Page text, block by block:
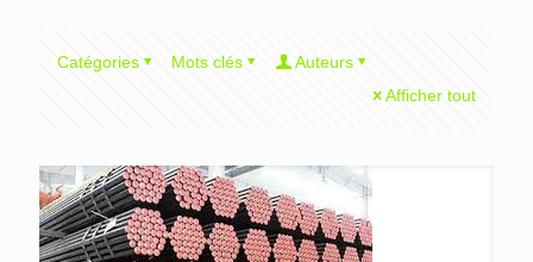
Catégories Mots clés
Auteurs
Afficher tout